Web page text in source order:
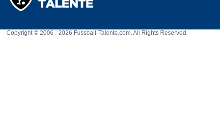
Copyright © 2006 - 2026 Fussball-Talente.com. All Rights Reserved.